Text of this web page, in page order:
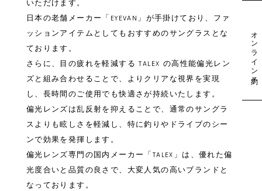
いただけます。
日本の老舗メーカー「EYEVAN」が手掛けており、ファ
ッションアイテムとしてもおすすめのサングラスとな
ております。
さらに、目の疲れを軽減する TALEX の高性能偏光レン
ズと組み合わせることで、よりクリアな視界を実現
し、長時間のご使用でも快適さが持続いたします。
偏光レンズは乱反射を抑えることで、通常のサングラ
スよりも眩しさを軽減し、特に釣りやドライブのシー
ンで効果を発揮します。
偏光レンズ専門の国内メーカー「TALEX」は、優れた偏
光度合いと品質の良さで、大変人気の高いブランドと
なっております。
オンライン予約